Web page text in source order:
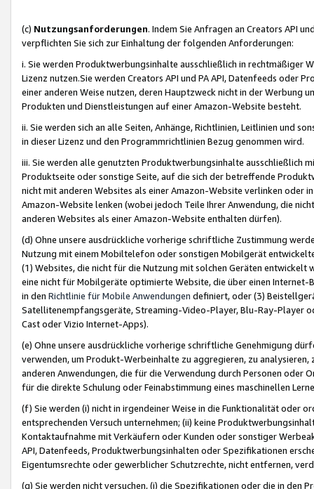
(c) Nutzungsanforderungen. Indem Sie Anfragen an Creators API
verpflichten Sie sich zur Einhaltung der folgenden Anforderungen:
i. Sie werden Produktwerbungsinhalte ausschließlich in rechtmäßiger
Lizenz nutzen.Sie werden Creators API und PA API, Datenfeeds oder
einer anderen Weise nutzen, deren Hauptzweck nicht in der Werbung
Produkten und Dienstleistungen auf einer Amazon-Website besteht.
ii. Sie werden sich an alle Seiten, Anhänge, Richtlinien, Leitlinien und
in dieser Lizenz und den Programmrichtlinien Bezug genommen wird.
iii. Sie werden alle genutzten Produktwerbungsinhalte ausschließlich
Produktseite oder sonstige Seite, auf die sich der betreffende
nicht mit anderen Websites als einer Amazon-Website verlinken oder
Amazon-Website lenken (wobei jedoch Teile Ihrer Anwendung, die
anderen Websites als einer Amazon-Website enthalten dürfen).
(d) Ohne unsere ausdrückliche vorherige schriftliche Zustimmung
Nutzung mit einem Mobiltelefon oder sonstigen Mobilgerät
(1) Websites, die nicht für die Nutzung mit solchen Geräten
eine nicht für Mobilgeräte optimierte Website, die über einen
in den Richtlinie für Mobile Anwendungen definiert, oder (3)
Satellitenempfangsgeräte, Streaming-Video-Player, Blu-Ray-Player
Cast oder Vizio Internet-Apps).
(e) Ohne unsere ausdrückliche vorherige schriftliche Genehmigung
verwenden, um Produkt-Werbeinhalte zu aggregieren, zu
anderen Anwendungen, die für die Verwendung durch Personen
für die direkte Schulung oder Feinabstimmung eines maschinellen
(f) Sie werden (i) nicht in irgendeiner Weise in die Funktionalität oder
entsprechenden Versuch unternehmen; (ii) keine
Kontaktaufnahme mit Verkäufern oder Kunden oder sonstiger
API, Datenfeeds, Produktwerbungsinhalten oder Spezifikationen
Eigentumsrechte oder gewerblicher Schutzrechte, nicht entfernen,
(g) Sie werden nicht versuchen, (i) die Spezifikationen oder die in